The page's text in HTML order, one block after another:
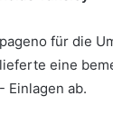
für die
eine
Einlagen ab.